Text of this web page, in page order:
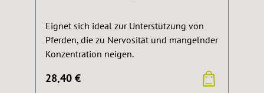
Eignet sich ideal zur Unterstützung von
Pferden, die zu Nervosität und mangelnder
Konzentration neigen.
28,40 €